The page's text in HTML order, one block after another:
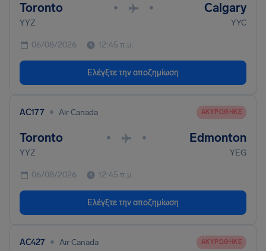
Toronto • • Calgary
YYZ YYC
06/08/2026 12:45 π.μ.
Ελέγξτε την αποζημίωση
AC177 • Air Canada ΑΚΥΡΏΘΗΚΕ
Toronto • • Edmonton
YYZ YEG
06/08/2026 12:45 π.μ.
Ελέγξτε την αποζημίωση
AC427 • Air Canada ΑΚΥΡΏΘΗΚΕ